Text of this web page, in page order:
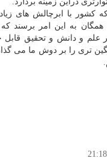
که کشور با ابرچالش های
همگان به این امر برسند که
علم و دانش و تحقیق
تری را بر دوش ما می